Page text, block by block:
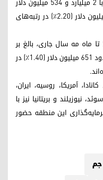
(۵.۴۵٪) و لبنان با ۱ میلیارد و ۲۰ میلیون دلار (۲.۲۰٪) در رتبه‌های
همچنین کشور آلمان از سال ۲۰۰۶ تا ماه مه سال جاری، بالغ بر
۸۸۷ میلیون دلار (۱.۹۱٪) و ترکیه حدود ۶۵۱ میلیون دلار (۱.۴۰٪) در
آمریکا، روسیه، ایران،
نیوزیلند و بریتانیا نیز با
این منطقه حضور